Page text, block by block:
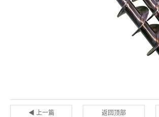
◀ 上一篇 返回顶部